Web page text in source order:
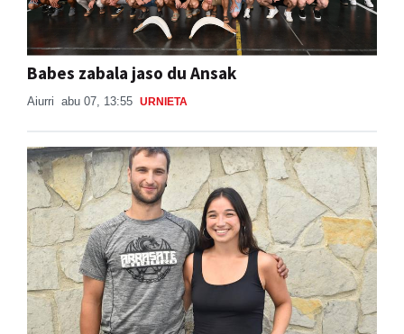
Babes zabala jaso du Ansak
Aiurri abu 07, 13:55 URNIETA